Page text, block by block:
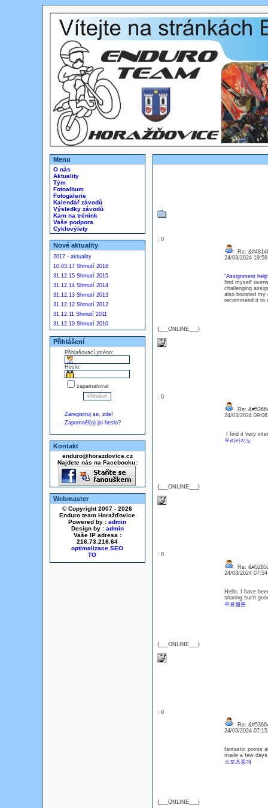
Menu
O nás
Aktuality
Tým
Fotoalbum
Fotogalerie
Kalendář závodů
Výsledky závodů
Kam na trénink
Vaše podpora
Cyklovýlety
Nové aktuality
2017 - aktuality
10.03.17 Shrnutí 2016
31.12.15 Shrnutí 2015
31.12.14 Shrnutí 2014
31.12.13 Shrnutí 2013
31.12.12 Shrnutí 2012
31.12.11 Shrnutí 2011
31.12.10 Shrnutí 2010
Přihlášení
Přihlašovací jméno:
Heslo:
zapamatovat
Zaregistruj se, zde!
Zapomněl(a) jsi heslo?
Kontakt
enduro@horazdovice.cz
Najdete nás na Facebooku:
Webmaster
© Copyright 2007 - 2026
Enduro team Horažďovice
Powered by : admin
Design by : admin
Vaše IP adresa :
216.73.216.64
optimalizace SEO
: 0
{___ONLINE___}
Re:
24/03/2024
"Assignment help
find myself
challenging
also boosted my
recommend it to
: 0
{___ONLINE___}
Re:
24/03/2024
I find it very
우리카지노
: 0
{___ONLINE___}
Re:
24/03/2024
Hello, I have
sharing such
무료웹툰
: 0
{___ONLINE___}
Re:
24/03/2024
fantastic points
made a few
스포츠중계